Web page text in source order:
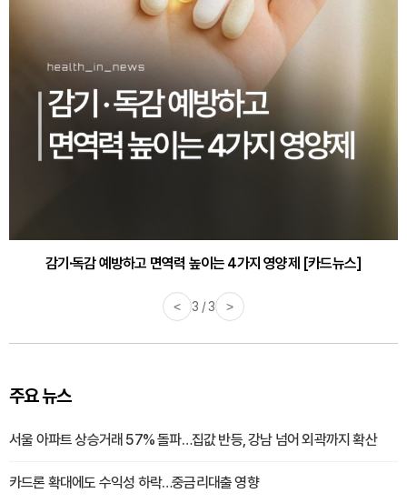
감기·독감 예방하고 면역력 높이는 4가지 영양제 [카드뉴스]
< 3 / 3 >
주요 뉴스
서울 아파트 상승거래 57% 돌파…집값 반등, 강남 넘어 외곽까지 확산
카드론 확대에도 수익성 하락…중금리대출 영향